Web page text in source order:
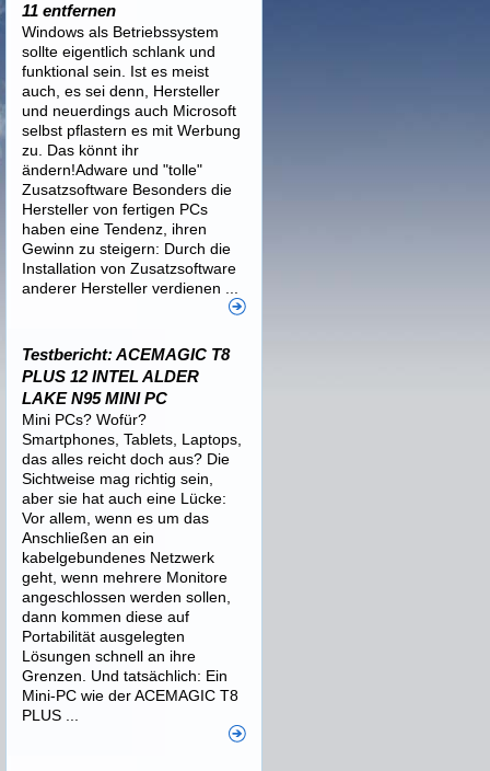
11 entfernen
Windows als Betriebssystem
sollte eigentlich schlank und
funktional sein. Ist es meist
auch, es sei denn, Hersteller
und neuerdings auch Microsoft
selbst pflastern es mit Werbung
zu. Das könnt ihr
ändern!Adware und "tolle"
Zusatzsoftware Besonders die
Hersteller von fertigen PCs
haben eine Tendenz, ihren
Gewinn zu steigern: Durch die
Installation von Zusatzsoftware
anderer Hersteller verdienen ...
Testbericht: ACEMAGIC T8
PLUS 12 INTEL ALDER
LAKE N95 MINI PC
Mini PCs? Wofür?
Smartphones, Tablets, Laptops,
das alles reicht doch aus? Die
Sichtweise mag richtig sein,
aber sie hat auch eine Lücke:
Vor allem, wenn es um das
Anschließen an ein
kabelgebundenes Netzwerk
geht, wenn mehrere Monitore
angeschlossen werden sollen,
dann kommen diese auf
Portabilität ausgelegten
Lösungen schnell an ihre
Grenzen. Und tatsächlich: Ein
Mini-PC wie der ACEMAGIC T8
PLUS ...